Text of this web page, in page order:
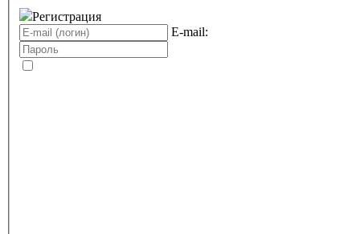
Регистрация
E-mail: